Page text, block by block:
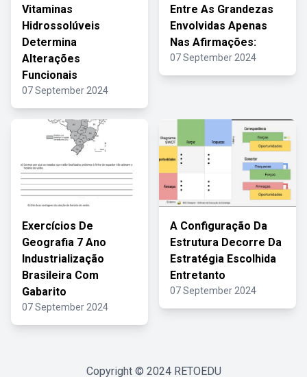
Vitaminas
Hidrossolúveis
Determina
Alterações
Funcionais
07 September 2024
Entre As Grandezas
Envolvidas Apenas
Nas Afirmações:
07 September 2024
Exercícios De
Geografia 7 Ano
Industrialização
Brasileira Com
Gabarito
07 September 2024
A Configuração Da
Estrutura Decorre Da
Estratégia Escolhida
Entretanto
07 September 2024
Copyright © 2024 RETOEDU